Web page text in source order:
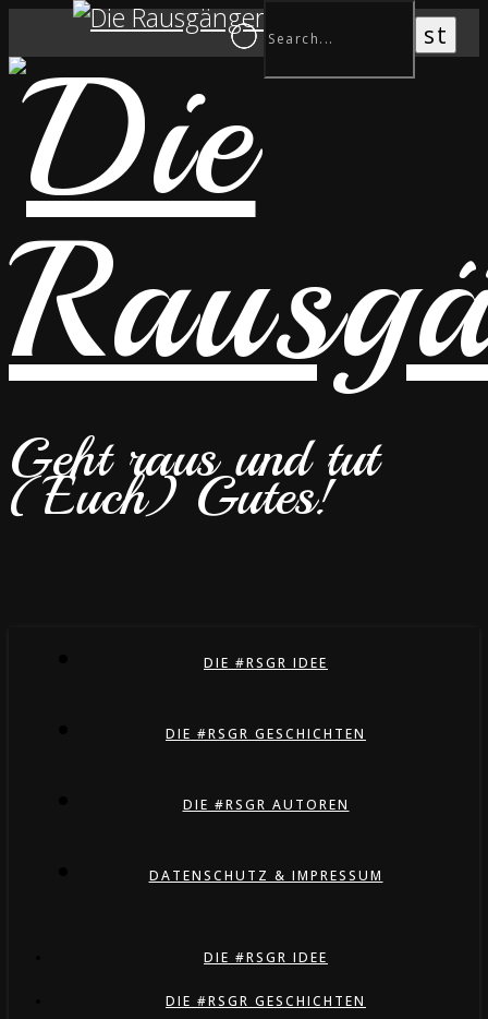
Geht raus und tut
(Euch) Gutes!
DIE #RSGR IDEE
DIE #RSGR GESCHICHTEN
DIE #RSGR AUTOREN
DATENSCHUTZ & IMPRESSUM
DIE #RSGR IDEE
DIE #RSGR GESCHICHTEN